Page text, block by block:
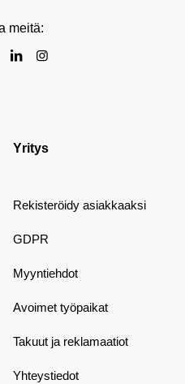
meitä:
Yritys
Rekisteröidy asiakkaaksi
GDPR
Myyntiehdot
Avoimet työpaikat
Takuut ja reklamaatiot
Yhteystiedot